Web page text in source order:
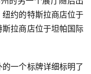
约的特斯拉商店位于
拉商店位于坦帕国际
一个标牌详细标明了